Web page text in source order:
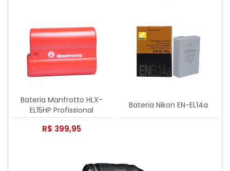
Bateria Manfrotto HLX-
EL15HP Profissional
recarregável de íon-lítio p/
Nikon
R$ 399,95
Bateria Nikon EN-EL14a